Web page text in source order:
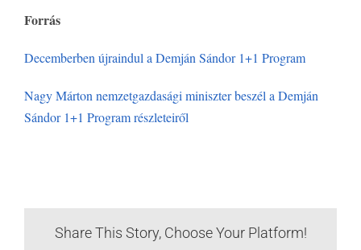
Forrás
Decemberben újraindul a Demján Sándor 1+1 Program
Nagy Márton nemzetgazdasági miniszter beszél a Demján
Sándor 1+1 Program részleteiről
Share This Story, Choose Your Platform!